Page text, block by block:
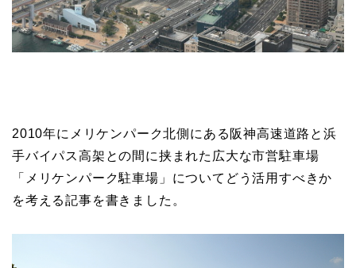
2010年にメリケンパーク北側にある阪神高速道路と浜
手バイパス高架との間に挟まれた広大な市営駐車場
「メリケンパーク駐車場」についてどう活用すべきか
を考える記事を書きました。